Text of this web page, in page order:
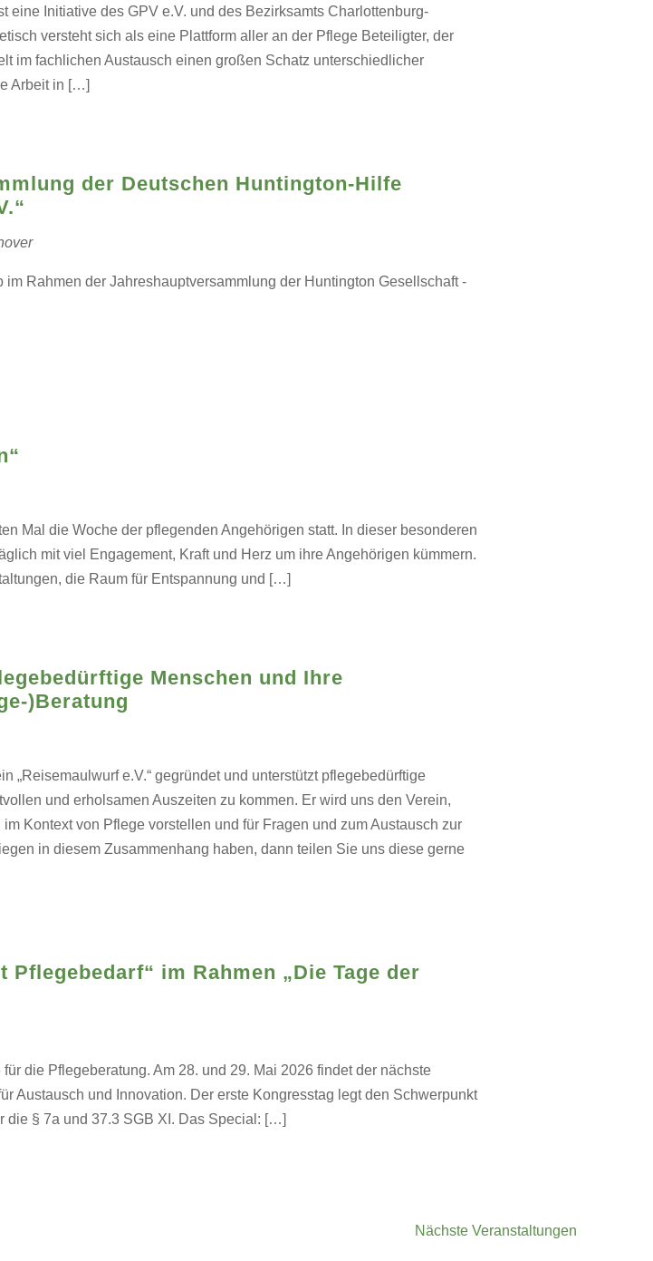
Initiative des GPV e.V. und des Bezirksamts Charlottenburg-
versteht sich als eine Plattform aller an der Pflege Beteiligter, der
im fachlichen Austausch einen großen Schatz unterschiedlicher
Arbeit in […]
der Deutschen Huntington-Hilfe
Rahmen der Jahreshauptversammlung der Huntington Gesellschaft -
Mal die Woche der pflegenden Angehörigen statt. In dieser besonderen
mit viel Engagement, Kraft und Herz um ihre Angehörigen kümmern.
die Raum für Entspannung und […]
Menschen und Ihre
)Beratung
„Reisemaulwurf e.V.“ gegründet und unterstützt pflegebedürftige
und erholsamen Auszeiten zu kommen. Er wird uns den Verein,
Kontext von Pflege vorstellen und für Fragen und zum Austausch zur
in diesem Zusammenhang haben, dann teilen Sie uns diese gerne
im Rahmen „Die Tage der
die Pflegeberatung. Am 28. und 29. Mai 2026 findet der nächste
Austausch und Innovation. Der erste Kongresstag legt den Schwerpunkt
die § 7a und 37.3 SGB XI. Das Special: […]
Nächste Veranstaltungen